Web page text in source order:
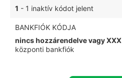
1 - 1 inaktív kódot jelent
BANKFIÓK KÓDJA
nincs hozzárendelve vagy XXX
központi bankfiók